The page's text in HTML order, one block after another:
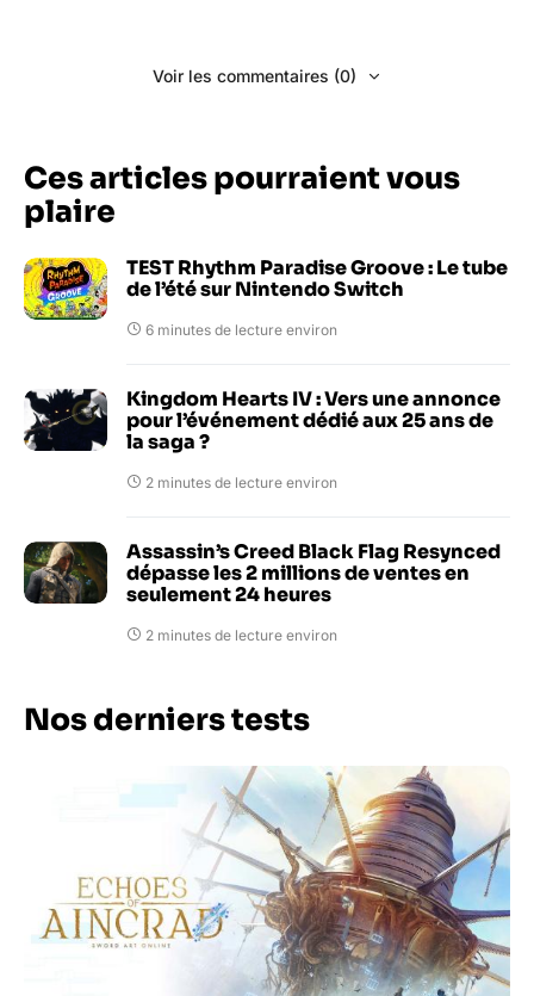
Voir les commentaires (0)
Ces articles pourraient vous
plaire
TEST Rhythm Paradise Groove : Le tube
de l’été sur Nintendo Switch
6 minutes de lecture environ
Kingdom Hearts IV : Vers une annonce
pour l’événement dédié aux 25 ans de
la saga ?
2 minutes de lecture environ
Assassin’s Creed Black Flag Resynced
dépasse les 2 millions de ventes en
seulement 24 heures
2 minutes de lecture environ
Nos derniers tests